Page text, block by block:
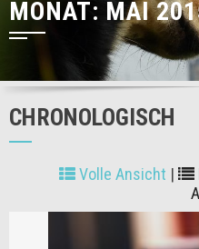
MONAT: MAI
CHRONOLOGISCH
Volle Ansicht |